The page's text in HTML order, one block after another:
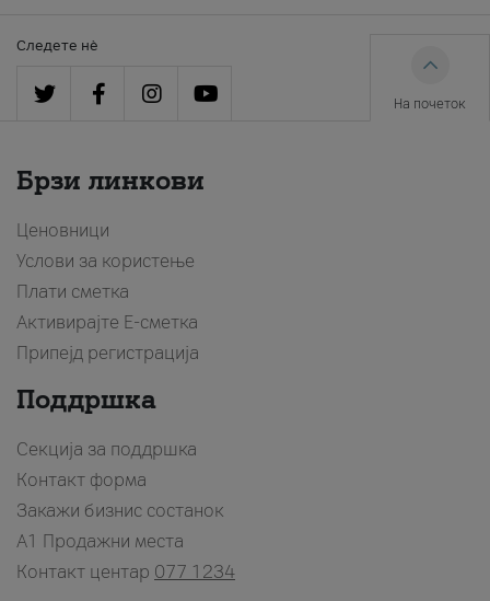
Следете нè
На почеток
Брзи линкови
Ценовници
Услови за користење
Плати сметка
Активирајте Е-сметка
Припејд регистрација
Поддршка
Секција за поддршка
Контакт форма
Закажи бизнис состанок
A1 Продажни места
Контакт центар 077 1234